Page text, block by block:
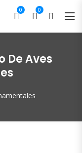
0 0
De Aves